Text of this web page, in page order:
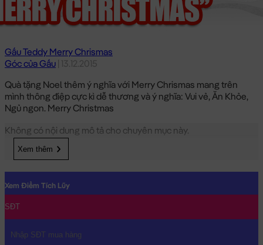
Gấu Teddy Merry Chrismas
Góc của Gấu | 13.12.2015
Quà tặng Noel thêm ý nghĩa với Merry Chrismas mang trên
mình thông điệp cực kì dễ thương và ý nghĩa: Vui vẻ, Ăn Khỏe,
Ngủ ngon. Merry Christmas
Không có nội dung mô tả cho chuyên mục này.
Xem thêm
Xem Điểm Tích Lũy
SĐT